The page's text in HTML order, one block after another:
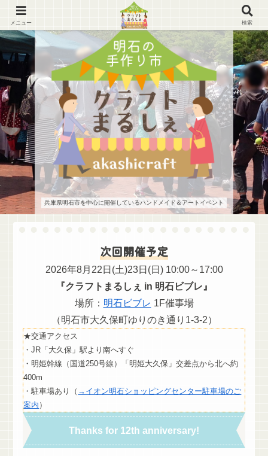
兵庫県明石市を中心に開催しているハンドメイド＆アートイベント
次回開催予定
2026年8月22日(土)23日(日) 10:00～17:00
『クラフトまるしぇ in 明石ビブレ』
場所： 明石ビブレ 1F催事場
（明石市大久保町ゆりのき通り1-3-2）
★交通アクセス
・JR「大久保」駅より南へすぐ
・明姫幹線（国道250号線）「明姫大久保」交差点から北へ約
400m
・駐車場あり（ →イオン明石ショッピングセンター駐車場のご
案内 ）
Thanks for 12th anniversary!
メニュー 検索